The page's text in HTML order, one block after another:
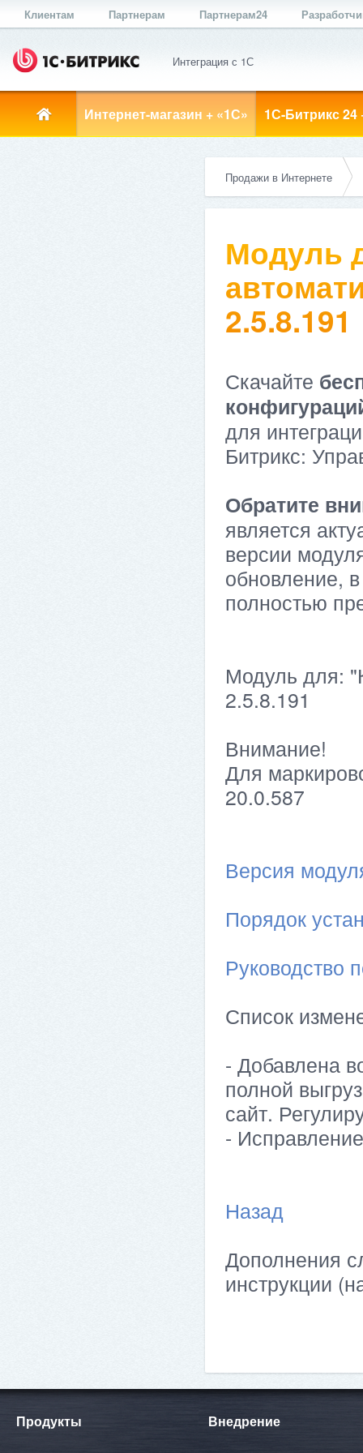
Клиентам Партнерам Партнерам24
Интеграция с 1С
Интернет-магазин + «1С» 1С-Битрикс 24
Продажи в Интернете
Модуль
2.5.8.191
Скачайте
для
Битрикс:
Обратите
является
версии
обновление,
полностью
Модуль для:
2.5.8.191
Внимание!
Для
20.0.587
Версия
Порядок
Руководство
Список
- Добавлена
полной
сайт.
-
Назад
Дополнения
инструкции
Продукты Внедрение